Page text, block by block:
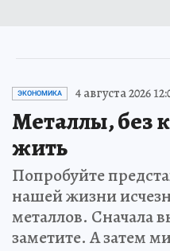
ЭКОНОМИКА 4 августа 2026
Металлы, без
жить
Попробуйте
нашей жизни
металлов. Сначала
заметите. А затем